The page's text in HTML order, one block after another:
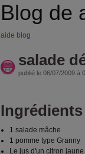
Blog de
aide blog
salade
publié le 06/07/2009 à
Ingrédients
1 salade mâche
1 pomme type Granny
Le jus d'un citron jaune